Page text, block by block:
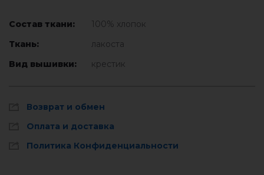
Состав ткани:
100% хлопок
Ткань:
лакоста
Вид вышивки:
крестик
Возврат и обмен
Оплата и доставка
Политика Конфиденциальности